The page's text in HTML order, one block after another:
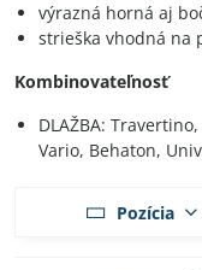
výrazná horná aj
strieška vhodná na
Kombinovateľnosť
DLAŽBA:
Vario, Behaton,
Pozícia